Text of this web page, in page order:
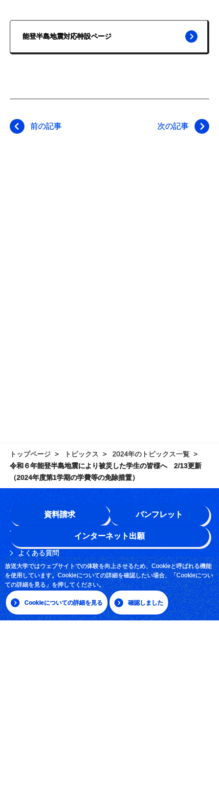
放送大学ではウェブサイトでの体験を向上させるため、Cookieと呼ばれる機能
を使用しています。Cookieについての詳細を確認したい場合、「Cookieについ
ての詳細を見る」を押してください。
Cookieについての詳細を見る 確認しました
能登半島地震対応特設ページ
前の記事 次の記事
資料請求 パンフレット
インターネット出願
トップページ トピックス
2024年のトピックス一覧
令和６年能登半島地震により被災した学生の皆様へ 2/13更新
（2024年度第1学期の学費等の免除措置）
学園情報
このサイトについて
よくある質問
お問い合わせ
採用情報
サイトマップ